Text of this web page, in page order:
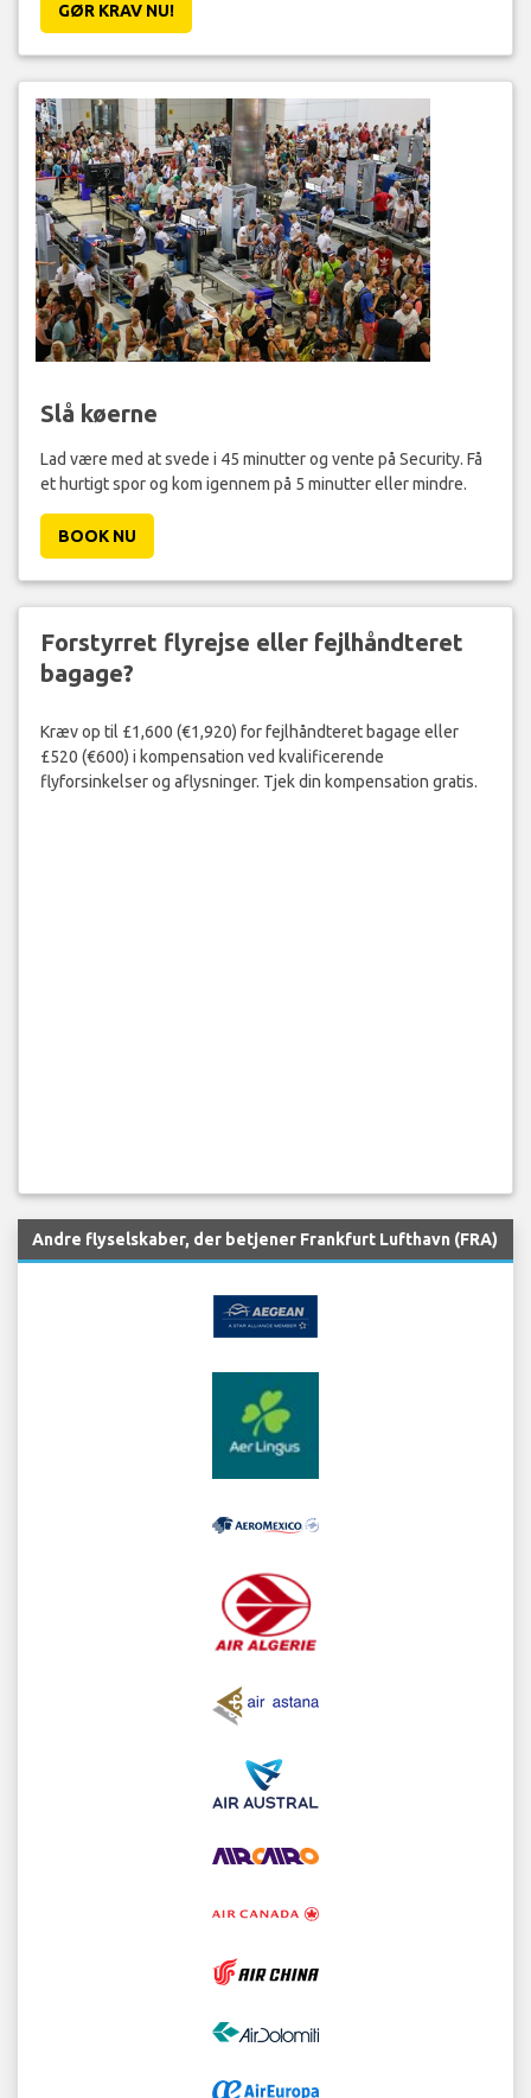
GØR KRAV NU!
Slå køerne
Lad være med at svede i 45 minutter og vente på Security. Få
et hurtigt spor og kom igennem på 5 minutter eller mindre.
BOOK NU
Forstyrret flyrejse eller fejlhåndteret
bagage?
Kræv op til £1,600 (€1,920) for fejlhåndteret bagage eller
£520 (€600) i kompensation ved kvalificerende
flyforsinkelser og aflysninger. Tjek din kompensation gratis.
Andre flyselskaber, der betjener Frankfurt Lufthavn (FRA)